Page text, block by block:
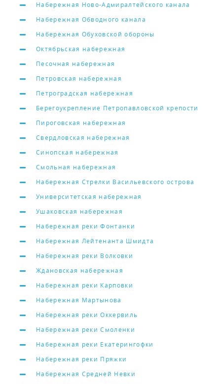
Набережная Ново-Адмиралтейского канала
Набережная Обводного канала
Набережная Обуховской обороны
Октябрьская набережная
Песочная набережная
Петровская набережная
Петроградская набережная
Берегоукрепление Петропавловской крепости
Пироговская набережная
Свердловская набережная
Синопская набережная
Смольная набережная
Набережная Стрелки Васильевского острова
Университетская набережная
Ушаковская набережная
Набережная реки Фонтанки
Набережная Лейтенанта Шмидта
Набережная реки Волковки
Ждановская набережная
Набережная реки Карповки
Набережная Мартынова
Набережная реки Оккервиль
Набережная реки Смоленки
Набережная реки Екатерингофки
Набережная реки Пряжки
Набережная Средней Невки